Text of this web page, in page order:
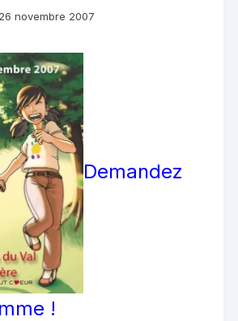
26 novembre 2007
Demandez
!